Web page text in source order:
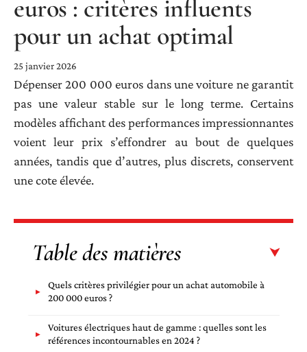
euros : critères influents
pour un achat optimal
25 janvier 2026
Dépenser 200 000 euros dans une voiture ne garantit
pas une valeur stable sur le long terme. Certains
modèles affichant des performances impressionnantes
voient leur prix s’effondrer au bout de quelques
années, tandis que d’autres, plus discrets, conservent
une cote élevée.
Table des matières
Quels critères privilégier pour un achat automobile à
200 000 euros ?
Voitures électriques haut de gamme : quelles sont les
références incontournables en 2024 ?